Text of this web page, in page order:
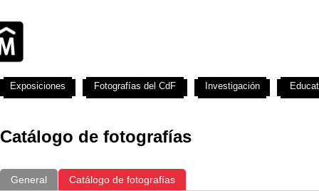
Catálogo de fotografías
General Catálogo de fotografías
Exposiciones Fotografías del CdF Investigación